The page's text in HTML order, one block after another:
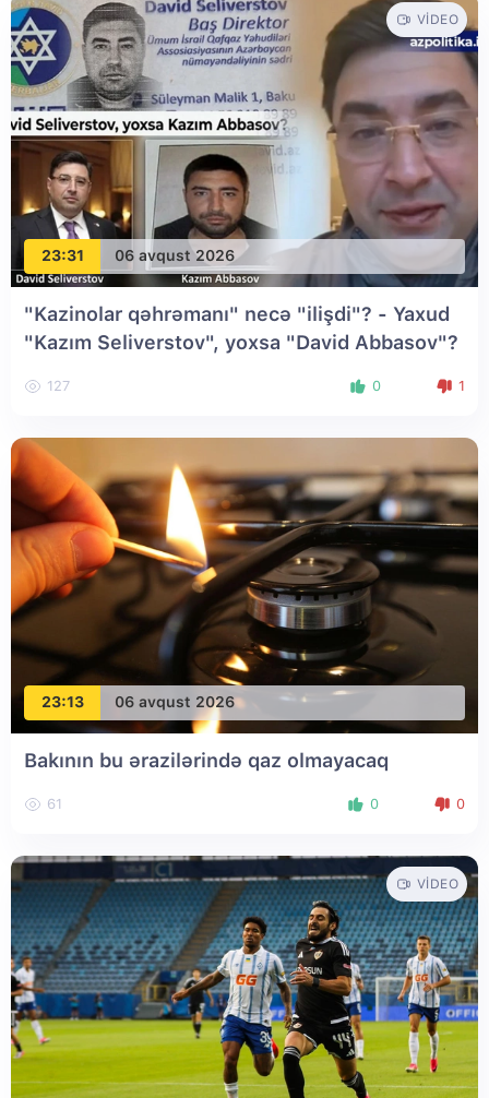
23:31 06 avqust 2026
VIDEO
"Kazinolar qəhrəmanı" necə "ilişdi"? - Yaxud
"Kazım Seliverstov", yoxsa "David Abbasov"?
127 0 1
23:13 06 avqust 2026
Bakının bu ərazilərində qaz olmayacaq
61 0 0
VIDEO